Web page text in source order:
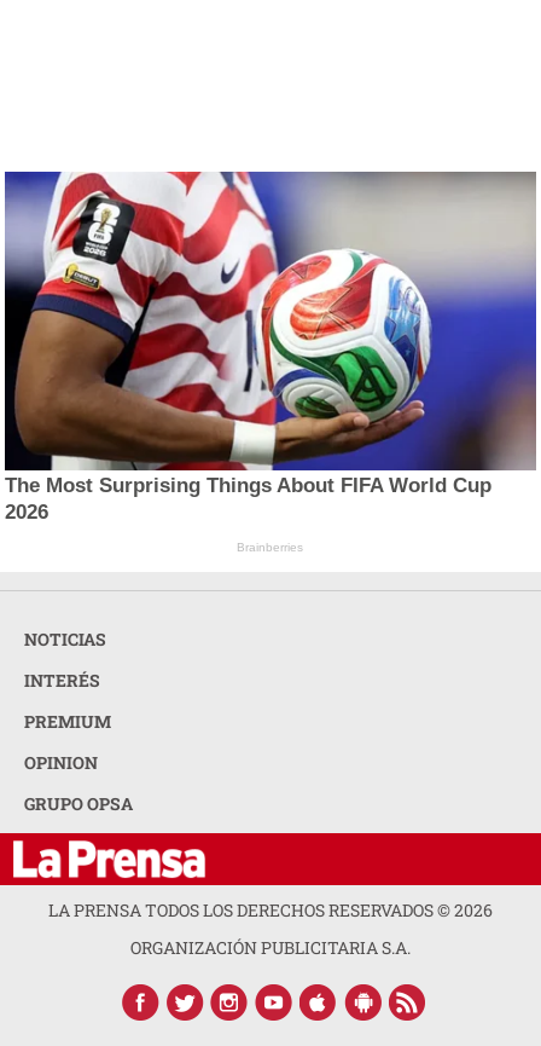
The Most Surprising Things About FIFA World Cup
2026
Brainberries
NOTICIAS
INTERÉS
PREMIUM
OPINION
GRUPO OPSA
LA PRENSA TODOS LOS DERECHOS RESERVADOS ©2026
ORGANIZACIÓN PUBLICITARIA S.A.